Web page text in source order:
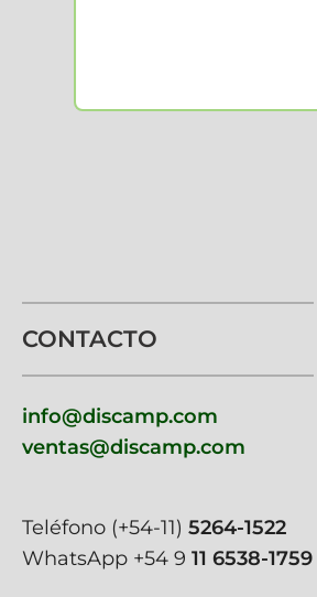
CONTACTO
info@discamp.com
ventas@discamp.com
Teléfono (+54-11) 5264-1522
WhatsApp +54 9 11 6538-1759